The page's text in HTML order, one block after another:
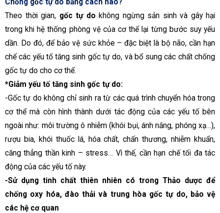
Chống gốc tự do bằng cách nào?
Theo thời gian, gốc tự do không ngừng sản sinh và gây hại
trong khi hệ thống phòng vệ của cơ thể lại từng bước suy yếu
dần. Do đó, để bảo vệ sức khỏe – đặc biệt là bộ não, cần hạn
chế các yếu tố tăng sinh gốc tự do, và bổ sung các chất chống
gốc tự do cho cơ thể.
*Giảm yếu tố tăng sinh gốc tự do:
-Gốc tự do không chỉ sinh ra từ các quá trình chuyển hóa trong
cơ thể mà còn hình thành dưới tác động của các yếu tố bên
ngoài như: môi trường ô nhiễm (khói bụi, ánh nắng, phóng xạ…),
rượu bia, khói thuốc lá, hóa chất, chấn thương, nhiễm khuẩn,
căng thẳng thần kinh – stress… Vì thế, cần hạn chế tối đa tác
động của các yếu tố này.
-Sử dụng tinh chất thiên nhiên có trong Thảo dược để
chống oxy hóa, đào thải và trung hòa gốc tự do, bảo vệ
các hệ cơ quan